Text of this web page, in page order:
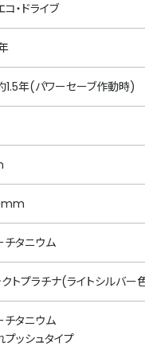
・ドライブ
1.5年(パワーセーブ作動時)
チタニウム
トプラチナ(ライトシルバー
チタニウム
ッシュタイプ